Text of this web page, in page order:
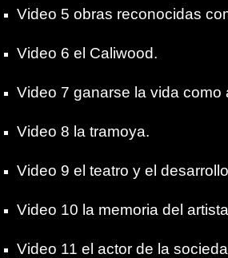
Video 5 obras reconocidas
Video 6 el Caliwood.
Video 7 ganarse la vida como
Video 8 la tramoya.
Video 9 el teatro y el
Video 10 la memoria del
Video 11 el actor de la